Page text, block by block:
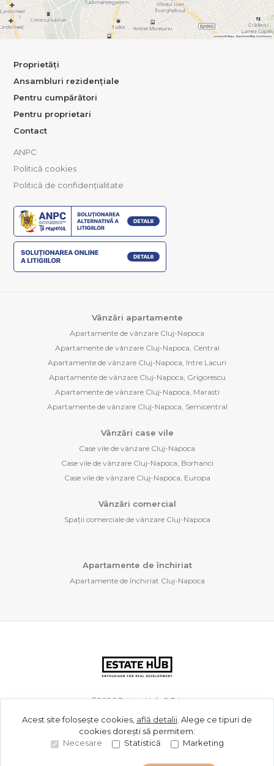
Proprietăți
Ansambluri rezidențiale
Pentru cumpărători
Pentru proprietari
Contact
ANPC
Politică cookies
Politică de confidențialitate
Vânzări apartamente
Apartamente de vânzare Cluj-Napoca
Apartamente de vânzare Cluj-Napoca, Central
Apartamente de vânzare Cluj-Napoca, Intre Lacuri
Apartamente de vânzare Cluj-Napoca, Grigorescu
Apartamente de vânzare Cluj-Napoca, Marasti
Apartamente de vânzare Cluj-Napoca, Semicentral
Vânzări case vile
Case vile de vânzare Cluj-Napoca
Case vile de vânzare Cluj-Napoca, Borhanci
Case vile de vânzare Cluj-Napoca, Europa
Vânzări comercial
Spații comerciale de vânzare Cluj-Napoca
Apartamente de închiriat
Apartamente de închiriat Cluj-Napoca
©2026Estate Hub S.R.L.
Site creat în
Acest site folosește cookies, află detalii Alege ce tipuri de
cookies dorești să permitem:
Necesare
Statistică Marketing